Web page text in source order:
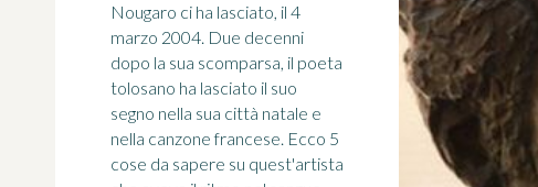
Nougaro ci ha lasciato, il 4
marzo 2004. Due decenni
dopo la sua scomparsa, il poeta
tolosano ha lasciato il suo
segno nella sua città natale e
nella canzone francese. Ecco 5
cose da sapere su quest'artista